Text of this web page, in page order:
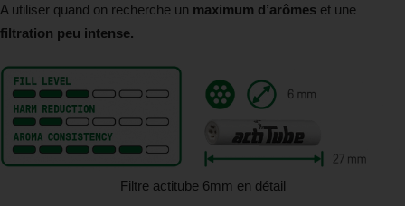
A utiliser quand on recherche un maximum d’arômes et une
filtration peu intense.
Filtre actitube 6mm en détail